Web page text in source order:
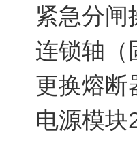
紧急分闸
连锁轴（
更换熔断
电源模块